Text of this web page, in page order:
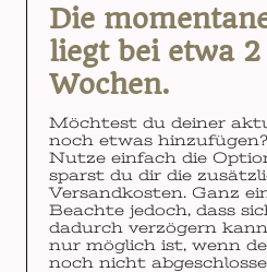
Die
liegt bei etwa
Wochen.
Möchtest du deiner
noch etwas
Nutze einfach die
sparst du dir die
Versandkosten. Ganz
Beachte jedoch, dass
dadurch verzögern
nur möglich ist, wenn
noch nicht